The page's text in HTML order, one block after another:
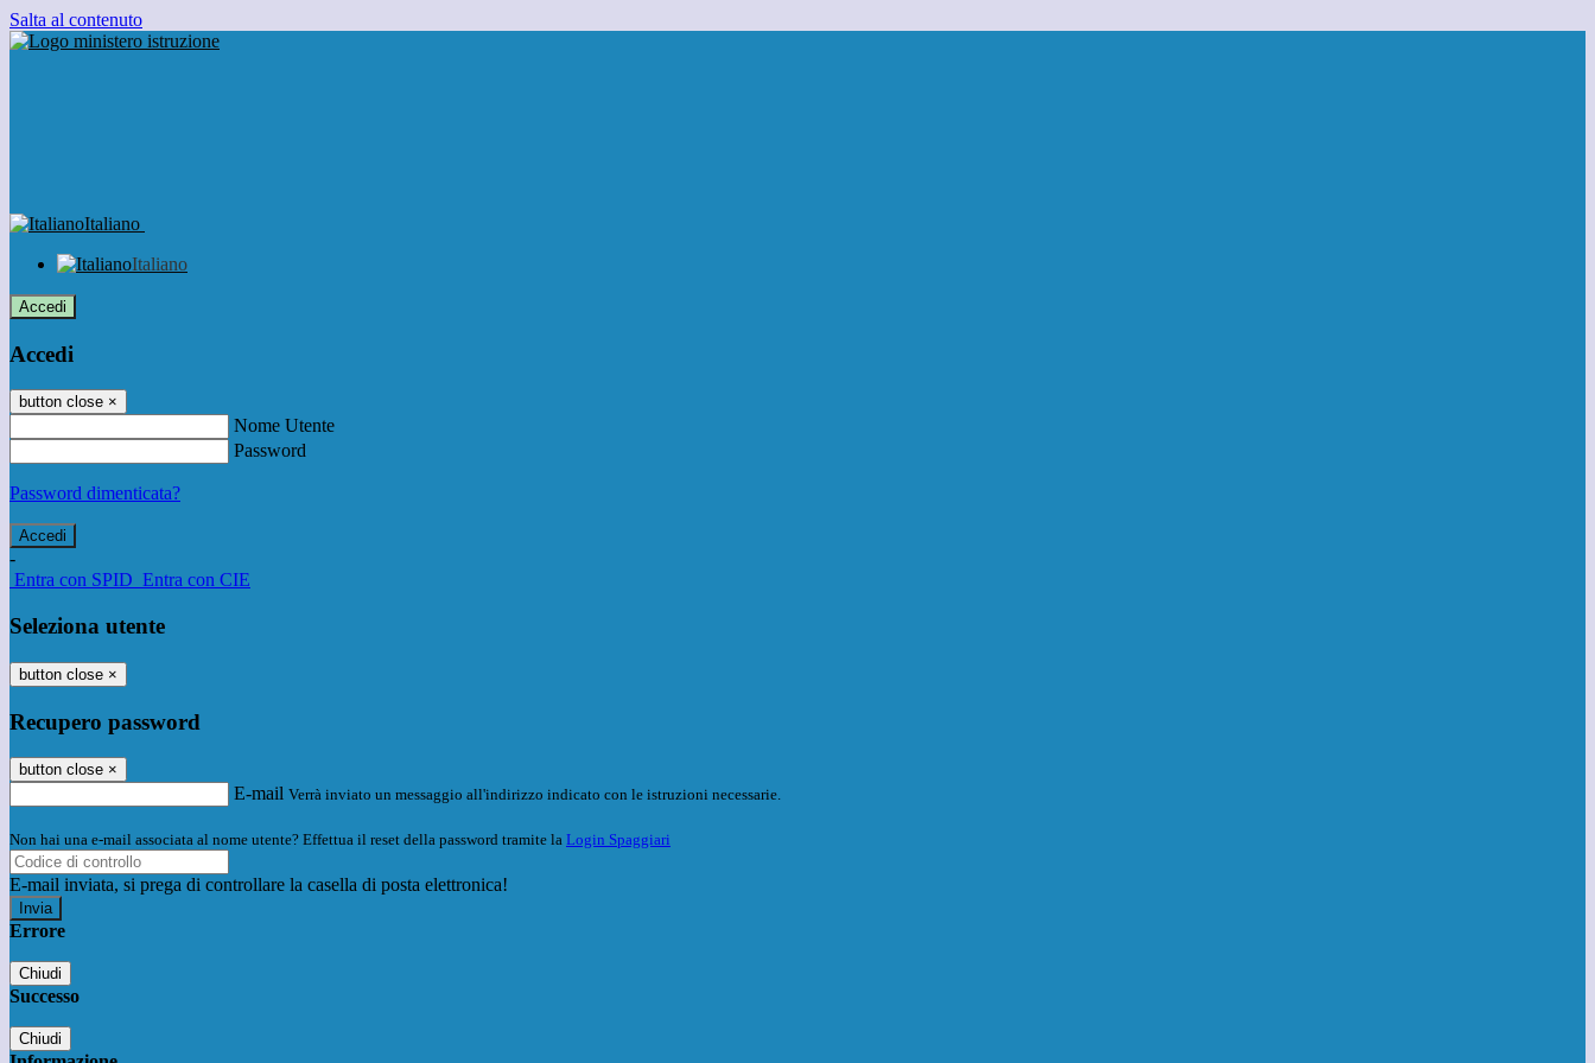
Salta al contenuto
Italiano
Italiano
Accedi
Accedi
button close ×
Nome Utente
Password
Password dimenticata?
-
Entra con SPID Entra con CIE
Seleziona utente
button close ×
Recupero password
button close ×
E-mail Verrà inviato un messaggio all'indirizzo indicato con le istruzioni necessarie.
Non hai una e-mail associata al nome utente? Effettua il reset della password tramite la Login Spaggiari
E-mail inviata, si prega di controllare la casella di posta elettronica!
Errore
Chiudi
Successo
Chiudi